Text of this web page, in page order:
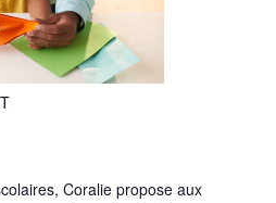
Coralie propose aux